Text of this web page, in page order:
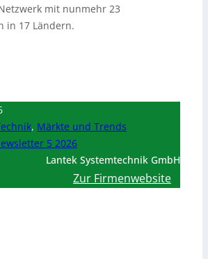
mit nunmehr 23
in 17 Ländern.
, Märkte und Trends
5 2026
Lantek Systemtechnik GmbH
Zur Firmenwebsite